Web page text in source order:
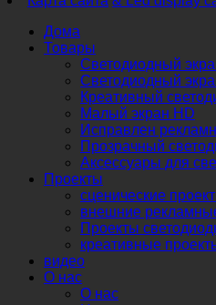
Дома
Товары
Светодиодный
Светодиодный
Креативный
Малый экран HD
Исправлен
Прозрачный
Аксессуары для
Проекты
сценические
внешние
Проекты
креативные
видео
О нас
О нас